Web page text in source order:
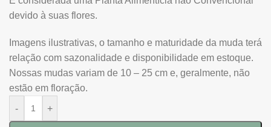
devido à suas flores.
Imagens ilustrativas, o tamanho e maturidade da muda terá
relação com sazonalidade e disponibilidade em estoque.
Nossas mudas variam de 10 – 25 cm e, geralmente, não
estão em floração.
-
+